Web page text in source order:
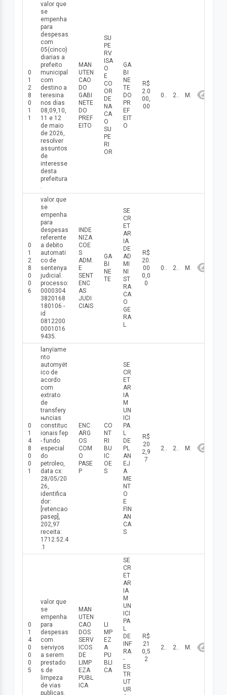
0
1
2
8
0
1
1
valor que
se
empenha
para
despesas
com
05(cinco)
diarias a
prefeito
municipal
com
destino a
teresina
nos dias
08,09,10,
11 e 12
de maio
de 2026,
resolver
assuntos
de
interesse
desta
prefeitura
.
MAN
UTEN
CAO
DO
GABI
NETE
DO
PREF
EITO
SU
PE
RV
ISA
O
E
CO
OR
DE
NA
CA
O
SU
PE
RI
OR
GA
BI
NE
TE
DO
PR
EF
EIT
O
R$
2.0
00,
00
08/05/2026 2026 Maio
0
1
2
8
0
0
6
valor que
se
empenha
para
despesas
referente
a debito
automati
co de
sentenуa
judicial.
processo:
0000304
3820168
180106 -
id
0812200
0001016
9435.
INDE
NIZA
COE
S
ADM.
E
SENT
ENC
AS
JUDI
CIAIS
GA
BI
NE
TE
SE
CR
ET
AR
IA
DE
AD
MI
NI
ST
RA
CA
O
GE
RA
L
R$
20.
00
0,0
0
08/05/2026 2026 Maio
0
1
4
8
0
0
1
lanуїame
nto
automуёt
ico de
acordo
com
extrato
de
transferу
њncias
constituc
ionais fep
- fundo
especial
do
petroleo,
data cx:
28/05/20
26,
identifica
dor:
[retencao
pasep],
202,97
receita:
1712.52.4
.1
ENC
ARG
OS
COM
O
PASE
P
CO
NT
RI
BU
IC
OE
S
SE
CR
ET
AR
IA
M
UN
ICI
PA
L
DE
PL
AN
EJ
A
ME
NT
O
E
FIN
AN
CA
S
R$
20
2,9
7
28/05/2026 2026 Maio
0
1
4
0
0
0
5
valor que
se
empenha
para
despesas
com
serviуos
a serem
prestado
s de
limpeza
de vias
publicas.
MAN
UTEN
CAO
DOS
SERV
ICOS
DE
LIMP
EZA
PUBL
ICA
LI
MP
EZ
A
PU
BLI
CA
SE
CR
ET
AR
IA
M
UN
ICI
PA
L
DE
INF
RA
-
ES
TR
UT
UR
R$
21
0,5
2
20/05/2026 2026 Maio